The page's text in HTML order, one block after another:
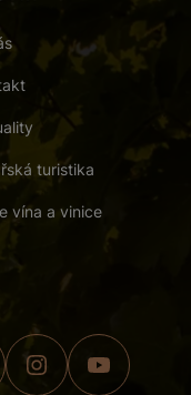
turistika
vína a vinice